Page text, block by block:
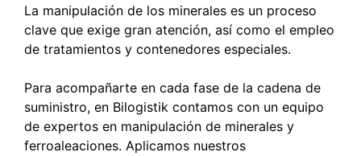
La manipulación de los minerales es un proceso
clave que exige gran atención, así como el empleo
de tratamientos y contenedores especiales.
Para acompañarte en cada fase de la cadena de
suministro, en Bilogistik contamos con un equipo
de expertos en manipulación de minerales y
ferroaleaciones. Aplicamos nuestros